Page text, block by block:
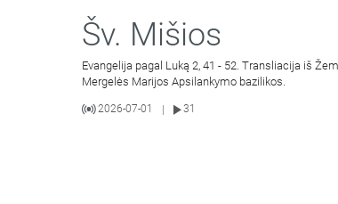
Šv. Mišios
Evangelija pagal Luką 2, 41 - 52. Transliacija iš
Mergelės Marijos Apsilankymo bazilikos.
2026-07-01 31